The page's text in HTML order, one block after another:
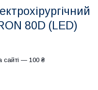
80D (LED)
сайті — 100 ₴